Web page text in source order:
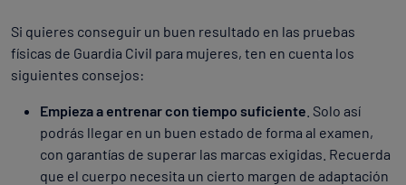
Si quieres conseguir un buen resultado en las pruebas
físicas de Guardia Civil para mujeres, ten en cuenta los
siguientes consejos:
Empieza a entrenar con tiempo suficiente . Solo así
podrás llegar en un buen estado de forma al examen,
con garantías de superar las marcas exigidas. Recuerda
que el cuerpo necesita un cierto margen de adaptación